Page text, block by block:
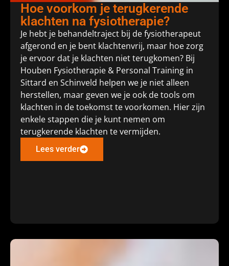
Hoe voorkom je terugkerende
klachten na fysiotherapie?
Je hebt je behandeltraject bij de fysiotherapeut
afgerond en je bent klachtenvrij, maar hoe zorg
je ervoor dat je klachten niet terugkomen? Bij
Houben Fysiotherapie & Personal Training in
Sittard en Schinveld helpen we je niet alleen
herstellen, maar geven we je ook de tools om
klachten in de toekomst te voorkomen. Hier zijn
enkele stappen die je kunt nemen om
terugkerende klachten te vermijden.
Lees verder